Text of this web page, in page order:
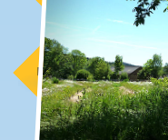
Lagerplatz